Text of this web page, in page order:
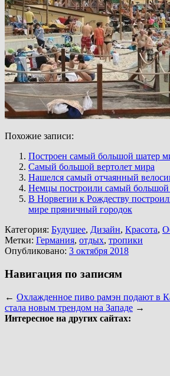
Похожие записи:
Построен самый большой шатер
Самый большой вертолет мира
Нашелся самый отчаянный
Немцы построили самый большой
В Норвегии к Рождеству
мире пряничный городок
Категория: Будущее, Дизайн, Красота,
Метки: Германия, отдых, тропики
Опубликовано: 3 октября 2018
Навигация по записям
← Охлажденное пиво рамэн подают в
стала новым трендом на Западе →
Интересное на других сайтах: